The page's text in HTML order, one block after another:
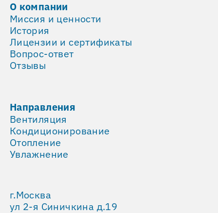
О компании
Миссия и ценности
История
Лицензии и сертификаты
Вопрос-ответ
Отзывы
Направления
Вентиляция
Кондиционирование
Отопление
Увлажнение
г.Москва
ул 2-я Синичкина д.19